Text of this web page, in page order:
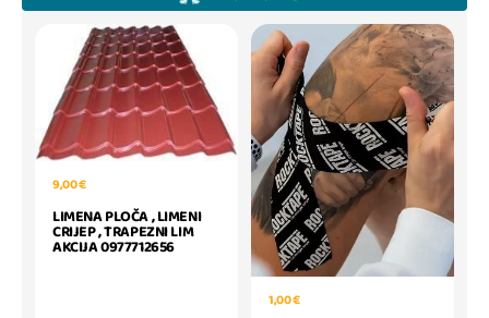
9,00 €
LIMENA PLOČA , LIMENI
CRIJEP , TRAPEZNI LIM
AKCIJA 0977712656
1,00 €